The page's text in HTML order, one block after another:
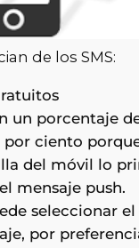
de los SMS:
un porcentaje
por ciento
del móvil lo
mensaje push.
seleccionar
por